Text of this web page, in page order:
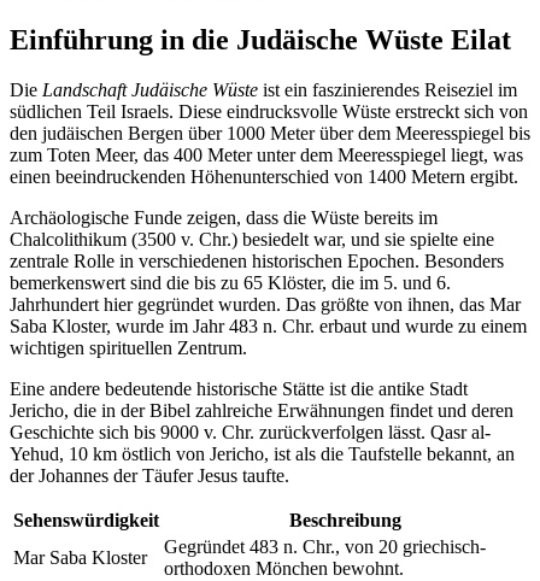
Einführung in die Judäische Wüste Eilat
Die Landschaft Judäische Wüste ist ein faszinierendes Reiseziel im
südlichen Teil Israels. Diese eindrucksvolle Wüste erstreckt sich von
den judäischen Bergen über 1000 Meter über dem Meeresspiegel bis
zum Toten Meer, das 400 Meter unter dem Meeresspiegel liegt, was
einen beeindruckenden Höhenunterschied von 1400 Metern ergibt.
Archäologische Funde zeigen, dass die Wüste bereits im
Chalcolithikum (3500 v. Chr.) besiedelt war, und sie spielte eine
zentrale Rolle in verschiedenen historischen Epochen. Besonders
bemerkenswert sind die bis zu 65 Klöster, die im 5. und 6.
Jahrhundert hier gegründet wurden. Das größte von ihnen, das Mar
Saba Kloster, wurde im Jahr 483 n. Chr. erbaut und wurde zu einem
wichtigen spirituellen Zentrum.
Eine andere bedeutende historische Stätte ist die antike Stadt
Jericho, die in der Bibel zahlreiche Erwähnungen findet und deren
Geschichte sich bis 9000 v. Chr. zurückverfolgen lässt. Qasr al-
Yehud, 10 km östlich von Jericho, ist als die Taufstelle bekannt, an
der Johannes der Täufer Jesus taufte.
Sehenswürdigkeit
Beschreibung
Mar Saba Kloster
Gegründet 483 n. Chr., von 20 griechisch-
orthodoxen Mönchen bewohnt.